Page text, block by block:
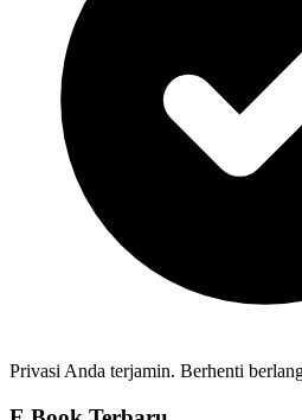
Privasi Anda terjamin. Berhenti